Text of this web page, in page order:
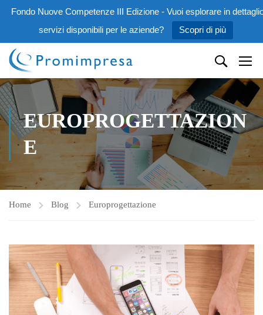
Fondo Nuove Competenze III Edizione - Vuoi esplorare in
servizi disponibili per le aziende?
Scopri di più
EUROPROGETTAZION
E
Home Blog Europrogettazione